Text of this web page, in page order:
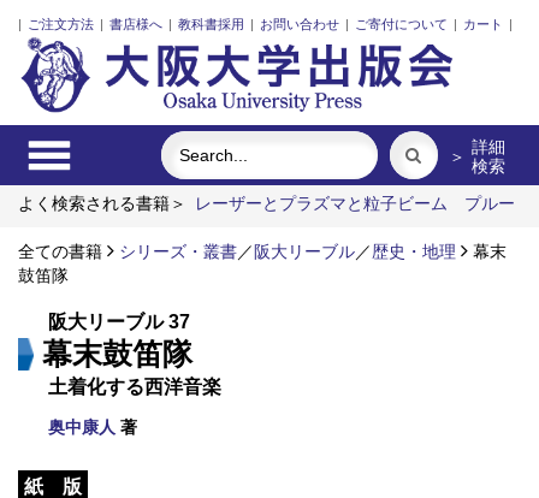
| ご注文方法 | 書店様へ | 教科書採用 | お問い合わせ | ご寄付について | カート |
＞ 詳細
検索
よく検索される書籍＞
レーザーとプラズマと粒子ビーム
プルー
どん屋
食べる アーミッシュキルトを訪ねて
全ての書籍 シリーズ・叢書／ 阪大リーブル／歴史・地理
幕末
鼓笛隊
阪大リーブル 37
幕末鼓笛隊
土着化する西洋音楽
奥中康人 著
紙 版